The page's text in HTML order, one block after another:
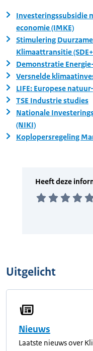
Investeringssubsidie
economie (IMKE)
Stimulering
Klimaattransitie
Demonstratie
Versnelde
LIFE: Europese
TSE Industrie studies
Nationale
(NIKI)
Koplopersregeling
Uitgelicht
Nieuws
Laatste nieuws over